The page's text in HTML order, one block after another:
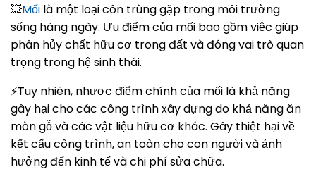
💥Mối là một loại côn trùng gặp trong môi trường
sống hàng ngày. Ưu điểm của mối bao gồm việc giúp
phân hủy chất hữu cơ trong đất và đóng vai trò quan
trọng trong hệ sinh thái.
⚡Tuy nhiên, nhược điểm chính của mối là khả năng
gây hại cho các công trình xây dựng do khả năng ăn
mòn gỗ và các vật liệu hữu cơ khác. Gây thiệt hại về
kết cấu công trình, an toàn cho con người và ảnh
hưởng đến kinh tế và chi phí sửa chữa.